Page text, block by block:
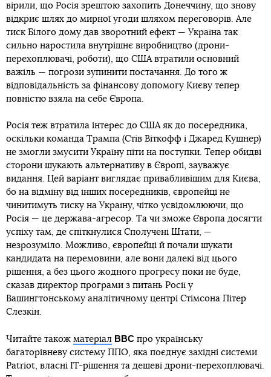
вірили, що Росія зрештою захопить Донеччину, що знову
відкриє шлях до мирної угоди шляхом переговорів. Але
тиск Білого дому дав зворотний ефект — Україна так
сильно наростила внутрішнє виробництво (дрони-
перехоплювачі, роботи), що США втратили основний
важіль — погрози зупинити постачання. До того ж
відповідальність за фінансову допомогу Києву тепер
повністю взяла на себе Європа.
Росія теж втратила інтерес до США як до посередника,
оскільки команда Трампа (Стів Віткофф і Джаред Кушнер)
не змогли змусити Україну піти на поступки. Тепер обидві
сторони шукають альтернативу в Європі, зауважує
видання. Цей варіант виглядає привабливішим для Києва,
бо на відміну від інших посередників, європейці не
чинитимуть тиску на Україну, чітко усвідомлюючи, що
Росія — це держава-агресор. Та чи зможе Європа досягти
успіху там, де спіткнулися Сполучені Штати, —
незрозуміло. Можливо, європейці й почали шукати
кандидата на перемовини, але вони далекі від цього
рішення, а без цього жодного прогресу поки не буде,
сказав директор програми з питань Росії у
Вашингтонському аналітичному центрі Стімсона Пітер
Слезкін.
Читайте також матеріал BBC про українську
багаторівневу систему ППО, яка поєднує західні системи
Patriot, власні ІТ-рішення та дешеві дрони-перехоплювачі.